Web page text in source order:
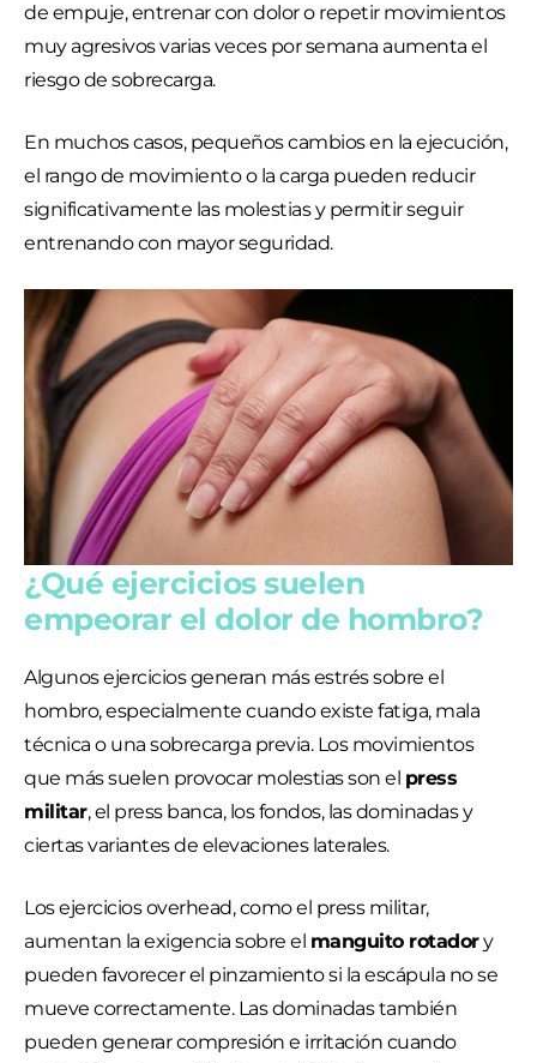
de empuje, entrenar con dolor o repetir movimientos
muy agresivos varias veces por semana aumenta el
riesgo de sobrecarga.
En muchos casos, pequeños cambios en la ejecución,
el rango de movimiento o la carga pueden reducir
significativamente las molestias y permitir seguir
entrenando con mayor seguridad.
¿Qué ejercicios suelen
empeorar el dolor de hombro?
Algunos ejercicios generan más estrés sobre el
hombro, especialmente cuando existe fatiga, mala
técnica o una sobrecarga previa. Los movimientos
que más suelen provocar molestias son el press
militar, el press banca, los fondos, las dominadas y
ciertas variantes de elevaciones laterales.
Los ejercicios overhead, como el press militar,
aumentan la exigencia sobre el manguito rotadory
pueden favorecer el pinzamiento si la escápula no se
mueve correctamente. Las dominadas también
pueden generar compresión e irritación cuando